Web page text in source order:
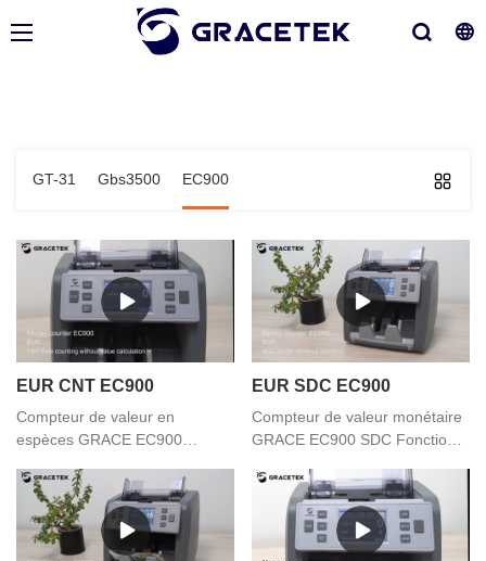
GT-31 Gbs3500 EC900
EUR CNT EC900
Compteur de valeur en
espèces GRACE EC900
de calcul de valeur
EUR SDC EC900
Compteur de valeur monétaire
GRACE EC900 SDC Fonction
uniques